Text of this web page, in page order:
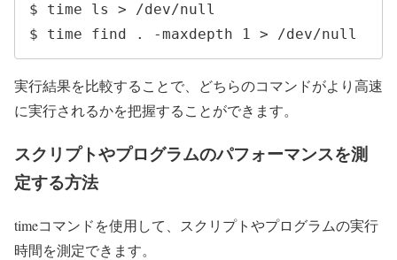
$ time ls > /dev/null
$ time find . -maxdepth 1 > /dev/null
実行結果を比較することで、どちらのコマンドがより高速
に実行されるかを把握することができます。
スクリプトやプログラムのパフォーマンスを測
定する方法
timeコマンドを使用して、スクリプトやプログラムの実行
時間を測定できます。